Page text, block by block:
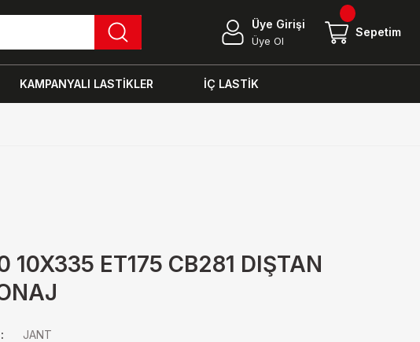
Üye Girişi
Üye Ol
Sepetim
KAMPANYALI LASTİKLER İÇ LASTİK
10X335 ET175 CB281 DIŞTAN
JANT